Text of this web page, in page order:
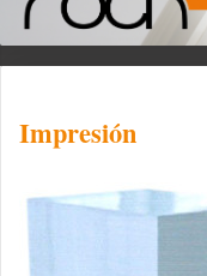
Impresión